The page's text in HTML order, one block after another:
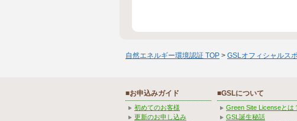
自然エネルギー環境認証 TOP > GSLオフィシャルス
■お申込みガイド
初めてのお客様
更新のお申し込み
■GSLについて
Green Site Licenseとは
GSL誕生秘話